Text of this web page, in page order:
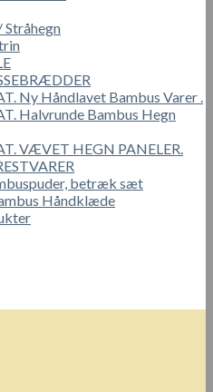
Stråhegn
Ny Håndlavet Bambus Varer .
Halvrunde Bambus Hegn
VÆVET HEGN PANELER.
betræk sæt
Håndklæde